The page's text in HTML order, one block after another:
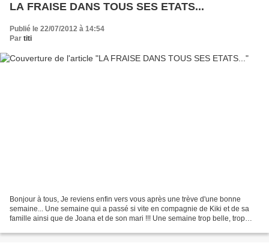
LA FRAISE DANS TOUS SES ETATS...
Publié le 22/07/2012 à 14:54
Par titi
Bonjour à tous, Je reviens enfin vers vous après une trève d'une bonne
semaine... Une semaine qui a passé si vite en compagnie de Kiki et de sa
famille ainsi que de Joana et de son mari !!! Une semaine trop belle, trop